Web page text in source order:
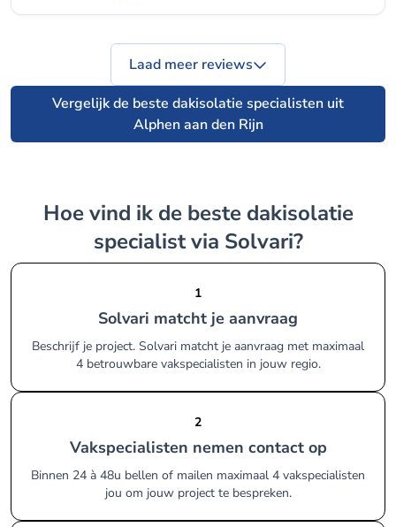
Vergelijk de beste dakisolatie specialisten uit
Alphen aan den Rijn
Laad meer reviews
Hoe vind ik de beste dakisolatie
specialist via Solvari?
1
Solvari matcht je aanvraag
Beschrijf je project. Solvari matcht je aanvraag met maximaal
4 betrouwbare vakspecialisten in jouw regio.
2
Vakspecialisten nemen contact op
Binnen 24 à 48u bellen of mailen maximaal 4 vakspecialisten
jou om jouw project te bespreken.